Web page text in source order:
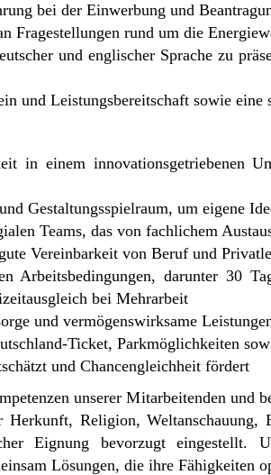
bei der Einwerbung und
Fragestellungen rund um die
und englischer Sprache zu
und Leistungsbereitschaft sowie
in einem innovationsgetriebenen
Gestaltungsspielraum, um eigene
Teams, das von fachlichem
Vereinbarkeit von Beruf und
Arbeitsbedingungen, darunter 30
bei Mehrarbeit
und vermögenswirksame
Ticket, Parkmöglichkeiten
und Chancengleichheit fördert
unserer Mitarbeitenden und
Religion,
Eignung bevorzugt
Lösungen, die ihre Fähigkeiten